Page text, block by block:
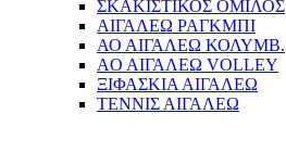
ΣΚΑΚΙΣΤΙΚΟΣ ΟΜΙΛΟΣ
ΑΙΓΑΛΕΩ ΡΑΓΚΜΠΙ
ΑΟ ΑΙΓΑΛΕΩ ΚΟΛΥΜΒ.
AO AIΓΑΛΕΩ VOLLEY
ΞΙΦΑΣΚΙΑ ΑΙΓΑΛΕΩ
ΤΕΝΝΙΣ ΑΙΓΑΛΕΩ